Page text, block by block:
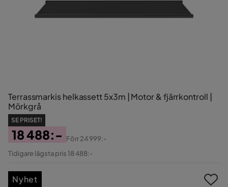
Terrassmarkis helkassett 5x3m | Motor & fjärrkontroll |
Mörkgrå
SE PRISET!
Pris
18 488:-
Original
Förr24 999:-
Tidigare lägsta pris 18 488:-
Nyhet